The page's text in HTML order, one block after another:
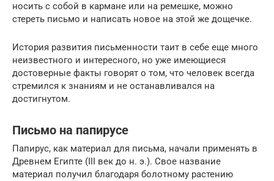
носить с собой в кармане или на ремешке, можно
стереть письмо и написать новое на этой же дощечке.
История развития письменности таит в себе еще много
неизвестного и интересного, но уже имеющиеся
достоверные факты говорят о том, что человек всегда
стремился к знаниям и не останавливался на
достигнутом.
Письмо на папирусе
Папирус, как материал для письма, начали применять в
Древнем Египте (III век до н. э.). Свое название
материал получил благодаря болотному растению